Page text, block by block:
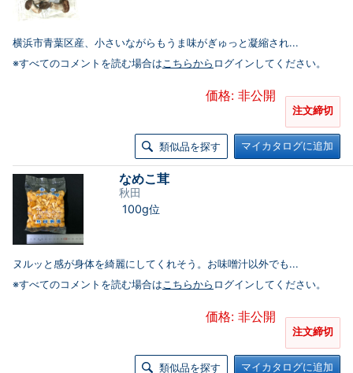
横浜市青葉区産、小さいながらもうま味がぎゅっと凝縮され...
※すべてのコメントを読む場合はこちらから ログインしてください。
価格: 非公開
注文締切
類似品を探す マイカタログに追加
なめこ茸
秋田
100g位
ヌルッと感が身体を綺麗にしてくれそう。お味噌汁以外でも...
※すべてのコメントを読む場合はこちらから ログインしてください。
価格: 非公開
注文締切
類似品を探す マイカタログに追加